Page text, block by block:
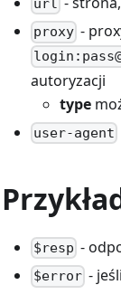
url
proxy -
autoryzacji
type
user-agent
$resp -
$error -